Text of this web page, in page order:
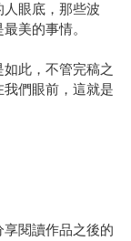
眼底，那些波
美的事情。
此，不管完稿之
們眼前，這就是
閱讀作品之後的